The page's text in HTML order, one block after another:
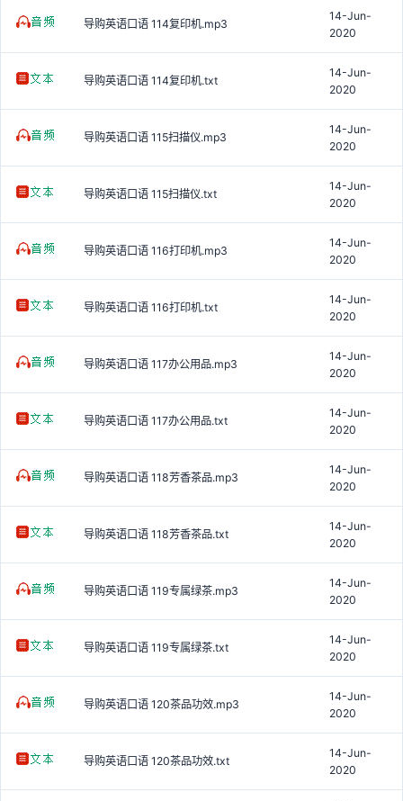
导购英语口语 114复印机.mp3
14-Jun-
2020
导购英语口语 114复印机.txt
14-Jun-
2020
导购英语口语 115扫描仪.mp3
14-Jun-
2020
导购英语口语 115扫描仪.txt
14-Jun-
2020
导购英语口语 116打印机.mp3
14-Jun-
2020
导购英语口语 116打印机.txt
14-Jun-
2020
导购英语口语 117办公用品.mp3
14-Jun-
2020
导购英语口语 117办公用品.txt
14-Jun-
2020
导购英语口语 118芳香茶品.mp3
14-Jun-
2020
导购英语口语 118芳香茶品.txt
14-Jun-
2020
导购英语口语 119专属绿茶.mp3
14-Jun-
2020
导购英语口语 119专属绿茶.txt
14-Jun-
2020
导购英语口语 120茶品功效.mp3
14-Jun-
2020
导购英语口语 120茶品功效.txt
14-Jun-
2020